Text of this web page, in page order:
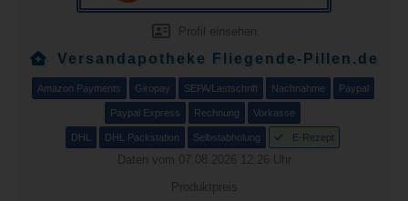
Profil einsehen
Versandapotheke Fliegende-Pillen.de
Amazon Payments Giropay SEPA/Lastschrift Nachnahme Paypal
Paypal Express Rechnung Vorkasse
DHL DHL Packstation Selbstabholung E-Rezept
Daten vom 07.08.2026 12:26 Uhr
Produktpreis